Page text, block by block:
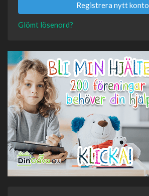
Registrera nytt konto
Glömt lösenord?